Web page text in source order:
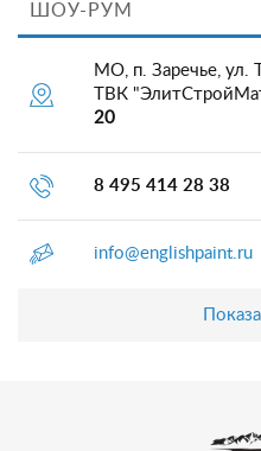
ШОУ-РУМ
МО, п. Заречье, ул.
ТВК
20
8 495 414 28 38
info@englishpaint.ru